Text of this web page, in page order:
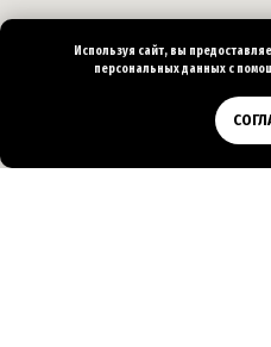
Используя сайт, вы
персональныхданных с